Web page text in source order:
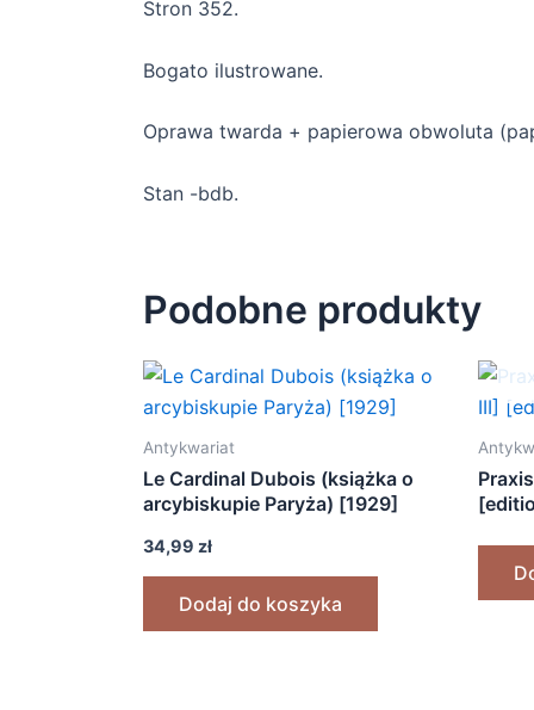
Stron 352.
Bogato ilustrowane.
Oprawa twarda + papierowa obwoluta
Stan -bdb.
Podobne produkty
Antykwariat
Le Cardinal Dubois (książka o
arcybiskupie Paryża) [1929]
34,99 zł
Dodaj do koszyka